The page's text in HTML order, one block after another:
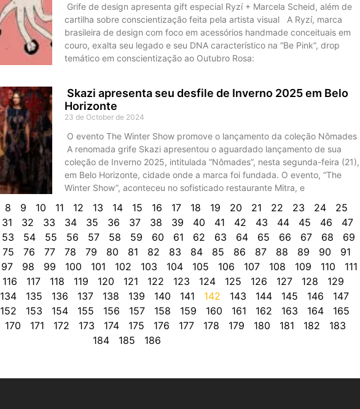
Grife de design apresenta gift especial Ryzí + Marcela Scheid, além de
cartilha sobre conscientização feita pela artista visual A Ryzí, marca
brasileira de design com foco em acessórios handmade conceituais em
couro, exalta seu legado e seu DNA característico na “Be Pink”, drop
temático em conscientização ao Outubro Rosa:
Skazi apresenta seu desfile de Inverno 2025 em Belo
Horizonte
23 de October de 2024
O evento The Winter Show promove o lançamento da coleção Nômades
A renomada grife Skazi apresentou o aguardado lançamento de sua
coleção de Inverno 2025, intitulada “Nômades”, nesta segunda-feira (21),
em Belo Horizonte, cidade onde a marca foi fundada. O evento, “The
Winter Show”, aconteceu no sofisticado restaurante Mitra, e
8 9 10 11 12 13 14 15 16 17 18 19 20 21 22 23 24
25
31 32 33 34 35 36 37 38 39 40 41 42 43 44 45 46
47
53 54 55 56 57 58 59 60 61 62 63 64 65 66 67 68
69
75 76 77 78 79 80 81 82 83 84 85 86 87 88 89 90
91
97 98 99 100 101 102 103 104 105 106 107 108 109 110
111
116 117 118 119 120 121 122 123 124 125 126 127 128
129
134 135 136 137 138 139 140 141 142 143 144 145 146
147
152 153 154 155 156 157 158 159 160 161 162 163 164
165
170 171 172 173 174 175 176 177 178 179 180 181 182
183
184
185 186